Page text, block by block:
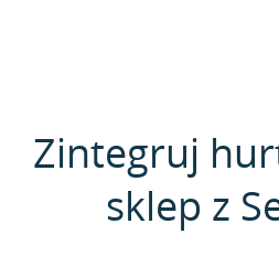
Zintegruj
sklep z